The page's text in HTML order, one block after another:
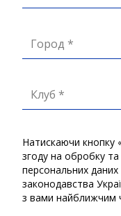
Город *
Клуб *
Натискаючи кнопку
згоду на обробку
персональних
законодавства
з вами найближчим